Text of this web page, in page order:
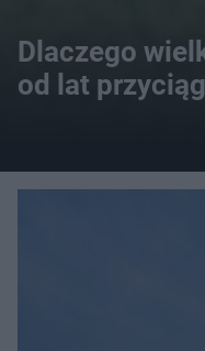
Dlaczego
od lat